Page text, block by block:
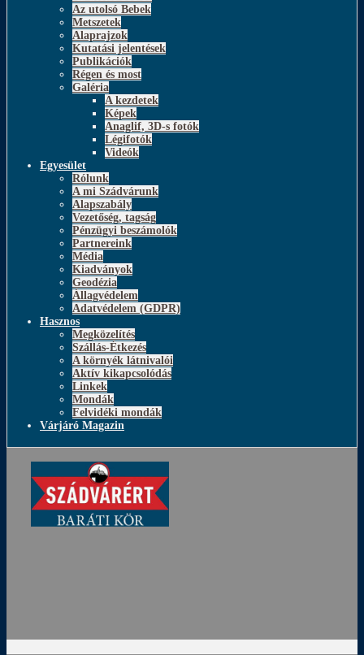
Az utolsó Bebek
Metszetek
Alaprajzok
Kutatási jelentések
Publikációk
Régen és most
Galéria
A kezdetek
Képek
Anaglif, 3D-s fotók
Légifotók
Videók
Egyesület
Rólunk
A mi Szádvárunk
Alapszabály
Vezetőség, tagság
Pénzügyi beszámolók
Partnereink
Média
Kiadványok
Geodézia
Állagvédelem
Adatvédelem (GDPR)
Hasznos
Megközelítés
Szállás-Étkezés
A környék látnivalói
Aktív kikapcsolódás
Linkek
Mondák
Felvidéki mondák
Várjáró Magazin